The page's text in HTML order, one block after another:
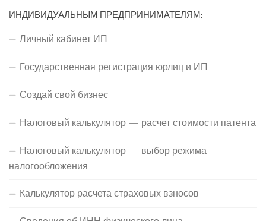
ИНДИВИДУАЛЬНЫМ ПРЕДПРИНИМАТЕЛЯМ:
Личный кабинет ИП
Государственная регистрация юрлиц и ИП
Создай свой бизнес
Налоговый калькулятор — расчет стоимости патента
Налоговый калькулятор — выбор режима
налогообложения
Калькулятор расчета страховых взносов